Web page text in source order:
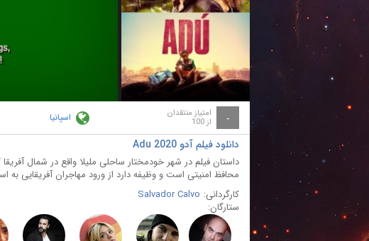
- امتیاز منتقدان
از 100 اسپانیا
دانلود فیلم آدو Adu 2020
داستان فیلم در شهر خودمختار ساحلی ملیلا واقع در شمال
محافظ امنیتی است و وظیفه دارد از ورود مهاجران آفریقایی به
کارگردانی: Salvador Calvo
ستارگان: